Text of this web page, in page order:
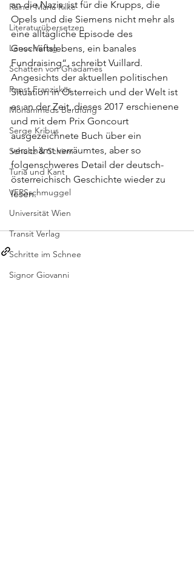
Rainer Maria Rilke
Literaturübersetzen
Lenos Verlag
Schatten von Ghadames
Papst Franziskus
Mohammeds Berufung
Serge Kribus
Schultz & Schirm
Turia und Kant
VERSschmuggel
Universität Wien
Transit Verlag
Schritte im Schnee
Signor Giovanni
an die Nazis, ist für die Krupps, die
Opels und die Siemens nicht mehr als
eine alltägliche Episode des
Geschäftslebens, ein banales
Fundraising“, schreibt Vuillard.
Angesichts der aktuellen politischen
Situation in Österreich und der Welt ist
es an der Zeit, dieses 2017 erschienene
und mit dem Prix Goncourt
ausgezeichnete Buch über ein
verschämt verräumtes, aber so
folgenschweres Detail der deutsch-
österreichisch Geschichte wieder zu
lesen.